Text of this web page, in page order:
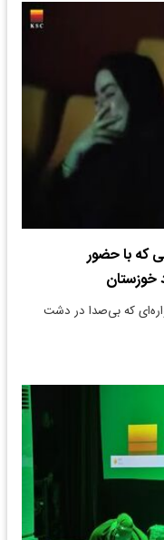
که با حضور
خوزستان
که بی‌صدا در دشت